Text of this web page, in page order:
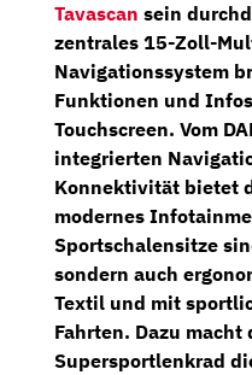
Tavascan sein
zentrales 15-Zoll-
Navigationssystem
Funktionen und
Touchscreen. Vom
integrierten
Konnektivität bietet
modernes
Sportschalensitze
sondern auch
Textil und mit
Fahrten. Dazu macht
Supersportlenkrad